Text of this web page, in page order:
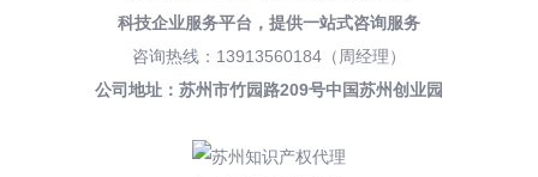
科技企业服务平台， 提供一站式咨询服务
咨询热线：13913560184（周经理）
公司地址：苏州市竹园路209号中国苏州创业园